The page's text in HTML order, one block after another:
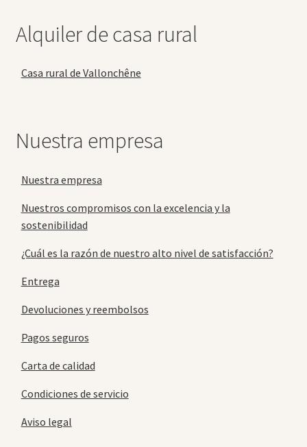
Alquiler de casa rural
Casa rural de Vallonchêne
Nuestra empresa
Nuestra empresa
Nuestros compromisos con la excelencia y la
sostenibilidad
¿Cuál es la razón de nuestro alto nivel de satisfacción?
Entrega
Devoluciones y reembolsos
Pagos seguros
Carta de calidad
Condiciones de servicio
Aviso legal